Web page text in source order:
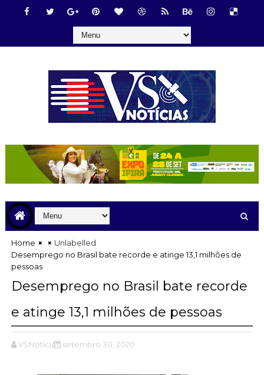
Home
Unlabelled
Desemprego no Brasil bate recorde e atinge 13,1 milhões de
pessoas
Desemprego no Brasil bate recorde
e atinge 13,1 milhões de pessoas
VSNotícias setembro 30, 2020